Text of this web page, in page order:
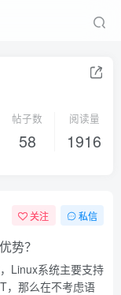
帖子数
58
阅读量
1916
关注 私信
势？
Linux系统主要支持
，那么在不考虑语